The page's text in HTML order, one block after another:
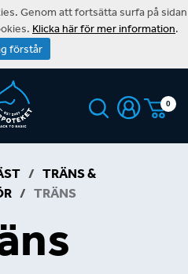
0
/ TRÄNS &
/ TRÄNS
Genom att fortsätta surfa på sidan
Klicka här för mer information.
förstår